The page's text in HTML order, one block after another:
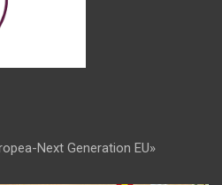
Next Generation EU»